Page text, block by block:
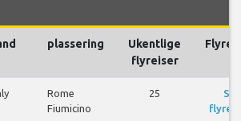
plassering
Ukentlige
flyreiser
Rome
Fiumicino
25
Se